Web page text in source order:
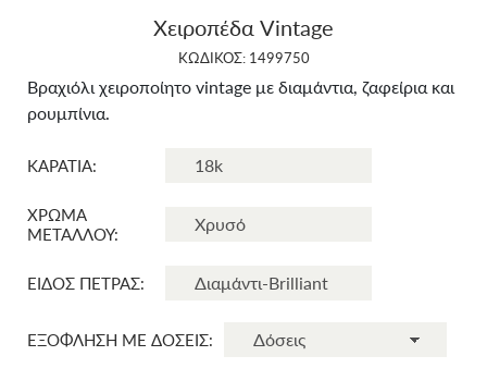
Χειροπέδα Vintage
ΚΩΔΙΚΟΣ: 1499750
Βραχιόλι χειροποίητο vintage με διαμάντια, ζαφείρια και
ρουμπίνια.
ΚΑΡΑΤΙΑ:
ΧΡΩΜΑ
ΜΕΤΑΛΛΟΥ:
ΕΙΔΟΣ ΠΕΤΡΑΣ:
ΕΞΟΦΛΗΣΗ ΜΕ ΔΟΣΕΙΣ: